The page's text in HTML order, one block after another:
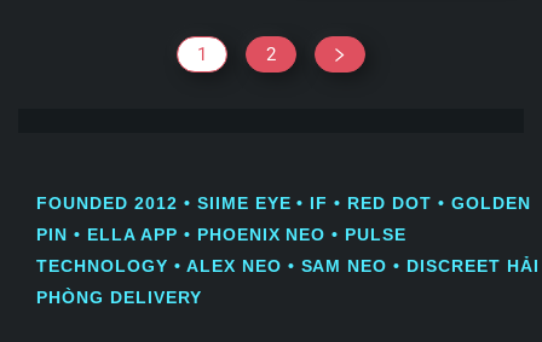
1 2
FOUNDED 2012 • SIIME EYE • IF • RED DOT • GOLDEN
PIN • ELLA APP • PHOENIX NEO • PULSE
TECHNOLOGY • ALEX NEO • SAM NEO • DISCREET HẢI
PHÒNG DELIVERY